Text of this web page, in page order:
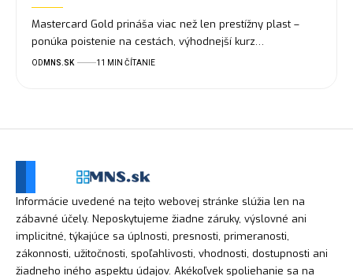
Mastercard Gold prináša viac než len prestížny plast –
ponúka poistenie na cestách, výhodnejší kurz…
OD MNS.SK 11 MIN ČÍTANIE
Informácie uvedené na tejto webovej stránke slúžia len na
zábavné účely. Neposkytujeme žiadne záruky, výslovné ani
implicitné, týkajúce sa úplnosti, presnosti, primeranosti,
zákonnosti, užitočnosti, spoľahlivosti, vhodnosti, dostupnosti ani
žiadneho iného aspektu údajov. Akékoľvek spoliehanie sa na